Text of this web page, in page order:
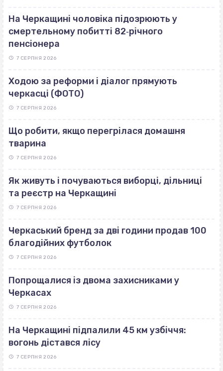
На Черкащині чоловіка підозрюють у
смертельному побитті 82‐річного
пенсіонера
7 СЕРПНЯ 2026
Ходою за реформи і діалог прямують
черкасці (ФОТО)
7 СЕРПНЯ 2026
Що робити, якщо перегрілася домашня
тварина
7 СЕРПНЯ 2026
Як живуть і почуваються виборці, дільниці
та реєстр на Черкащині
7 СЕРПНЯ 2026
Черкаський бренд за дві години продав 100
благодійних футболок
7 СЕРПНЯ 2026
Попрощалися із двома захисниками у
Черкасах
7 СЕРПНЯ 2026
На Черкащині підпалили 45 км узбіччя:
вогонь дістався лісу
7 СЕРПНЯ 2026